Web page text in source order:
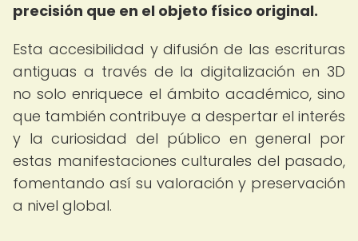
precisión que en el objeto físico original.
Esta accesibilidad y difusión de las escrituras
antiguas a través de la digitalización en 3D
no solo enriquece el ámbito académico, sino
que también contribuye a despertar el interés
y la curiosidad del público en general por
estas manifestaciones culturales del pasado,
fomentando así su valoración y preservación
a nivel global.